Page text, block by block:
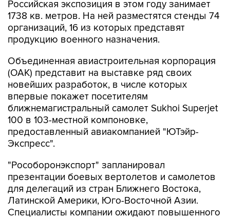
организаций, 16 из которых представят
продукцию военного назначения.
Объединенная авиастроительная корпорация
новейших разработок, в числе которых
впервые покажет посетителям
ближнемагистральный самолет Sukhoi Superjet
100 в 103-местной компоновке,
предоставленный авиакомпанией "ЮТэйр-
Экспресс".
"Рособоронэкспорт" запланировал
для делегаций из стран Ближнего Востока,
Латинской Америки, Юго-Восточной Азии.
Специалисты компании ожидают повышенного
интереса к сверхманевренному
многоцелевому истребителю Су-35,